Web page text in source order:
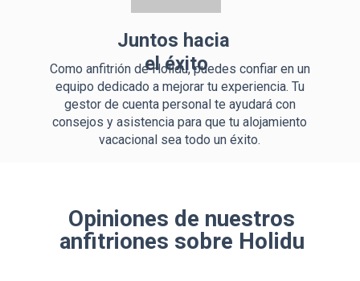
Juntos hacia
el éxito
Como anfitrión de Holidu, puedes confiar en un
equipo dedicado a mejorar tu experiencia. Tu
gestor de cuenta personal te ayudará con
consejos y asistencia para que tu alojamiento
vacacional sea todo un éxito.
Opiniones de nuestros
anfitriones sobre Holidu